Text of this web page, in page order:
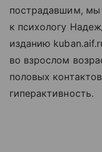
пострадавшим, мы
к психологу
изданию
во взрослом
половых
гиперактивность.